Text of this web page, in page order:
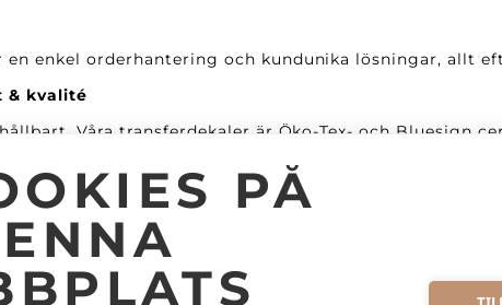
PÅ
en enkel orderhantering och kundunika lösningar, allt
& kvalité
Våra transferdekaler är Öko-Tex- och Bluesign
våra kunders transferdekaler utan extra kostnad och